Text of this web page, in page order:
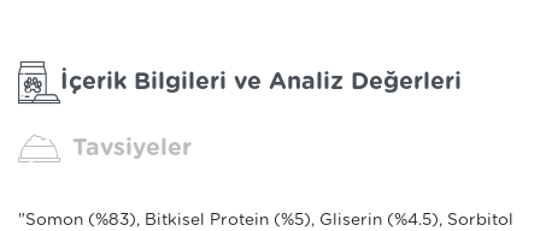
İçerik Bilgileri ve Analiz Değerleri
Tavsiyeler
"Somon (%83), Bitkisel Protein (%5), Gliserin (%4.5), Sorbitol